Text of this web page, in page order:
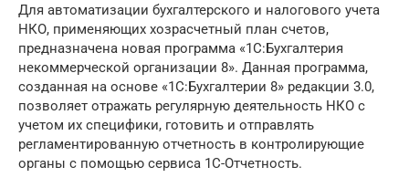
Для автоматизации бухгалтерского и налогового учета
НКО, применяющих хозрасчетный план счетов,
предназначена новая программа «1С:Бухгалтерия
некоммерческой организации 8». Данная программа,
созданная на основе «1С:Бухгалтерии 8» редакции 3.0,
позволяет отражать регулярную деятельность НКО с
учетом их специфики, готовить и отправлять
регламентированную отчетность в контролирующие
органы с помощью сервиса 1С-Отчетность.